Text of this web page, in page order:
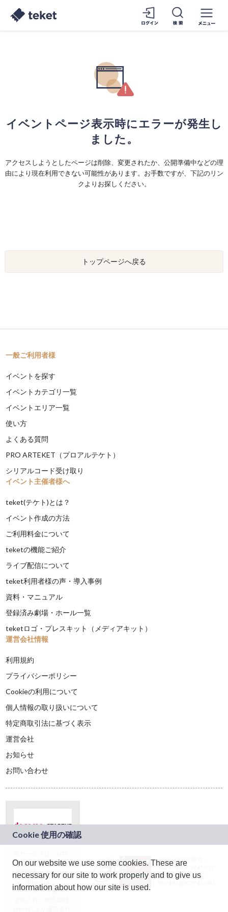
イベントページ表示時にエラーが発生し
ました。
アクセスしようとしたページは削除、変更されたか、公開準備中などの理
由により現在利用できない可能性があります。お手数ですが、下記のリン
クよりお探しください。
トップページへ戻る
一般ご利用者様
イベントを探す
イベントカテゴリ一覧
イベントエリア一覧
使い方
よくある質問
PRO ARTEKET（プロアルテケト）
シリアルコード受け取り
イベント主催者様へ
teket(テケト)とは？
イベント作成の方法
ご利用料金について
teketの機能ご紹介
ライブ配信について
teket利用者様の声・導入事例
資料・マニュアル
登録済み劇場・ホール一覧
teketロゴ・プレスキット（メディアキット）
運営会社情報
利用規約
プライバシーポリシー
Cookieの利用について
個人情報の取り扱いについて
特定商取引法に基づく表示
運営会社
お知らせ
お問い合わせ
ドコモグループの新
規事業創出プログラ
ム「docomo
STARTUP」を通じて
JASRAC許諾番号：
9024936001Y45037
JASRAC許諾番号：
On our website we use some cookies. These are
necessary for our site to work properly and to give us
information about how our site is used.